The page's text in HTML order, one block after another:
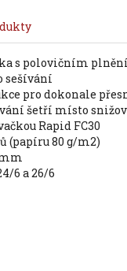
s polovičním
sešívání
pro dokonale
šetří místo
Rapid FC30
(papíru 80 g/m2)
6 a 26/6